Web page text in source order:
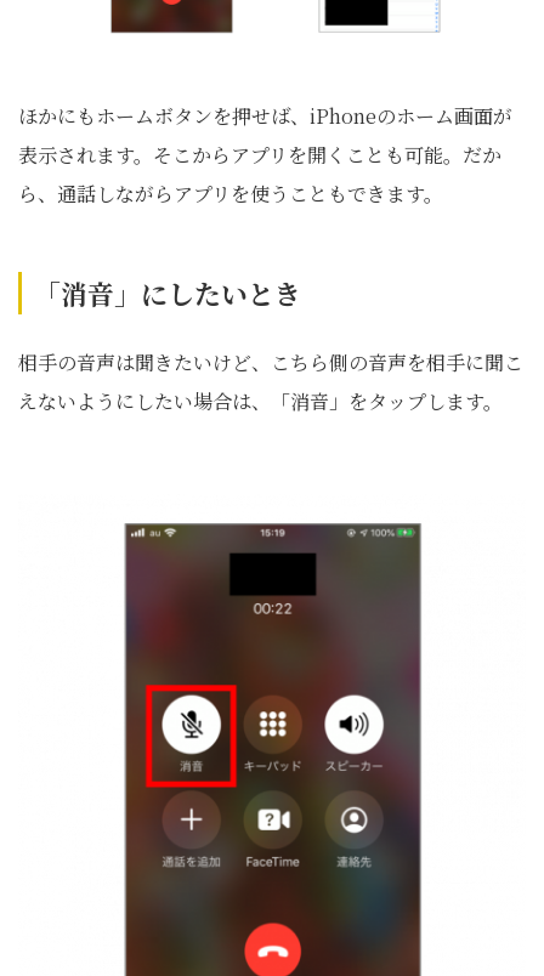
ほかにもホームボタンを押せば、iPhoneのホーム画面が
表示されます。そこからアプリを開くことも可能。だか
ら、通話しながらアプリを使うこともできます。
「消音」にしたいとき
相手の音声は聞きたいけど、こちら側の音声を相手に聞こ
えないようにしたい場合は、「消音」をタップします。